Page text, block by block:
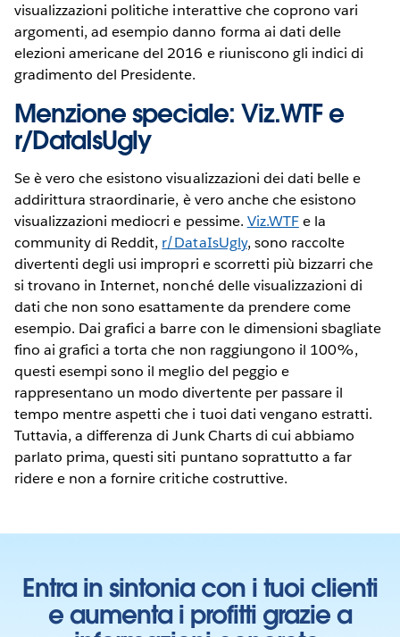
visualizzazioni politiche interattive che coprono vari
argomenti, ad esempio danno forma ai dati delle
elezioni americane del 2016 e riuniscono gli indici di
gradimento del Presidente.
Menzione speciale: Viz.WTFe
r/DataIsUgly
Se è vero che esistono visualizzazioni dei dati belle e
addirittura straordinarie, è vero anche che esistono
visualizzazioni mediocri e pessime. Viz.WTFe la
community di Reddit, r/DataIsUgly, sono raccolte
divertenti degli usi impropri e scorretti più bizzarri che
si trovano in Internet, nonché delle visualizzazioni di
dati che non sono esattamente da prendere come
esempio. Dai grafici a barre con le dimensioni sbagliate
fino ai grafici a torta che non raggiungono il 100%,
questi esempi sono il meglio del peggio e
rappresentano un modo divertente per passare il
tempo mentre aspetti che i tuoi dati vengano estratti.
Tuttavia, a differenza di Junk Charts di cui abbiamo
parlato prima, questi siti puntano soprattutto a far
ridere e non a fornire critiche costruttive.
Entra in sintonia con i tuoi clienti
e aumenta i profitti grazie a